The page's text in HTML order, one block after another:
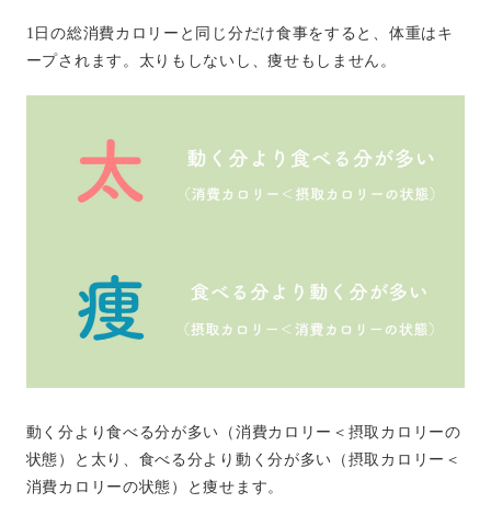
1日の総消費カロリーと同じ分だけ食事をすると、体重はキ
ープされます。太りもしないし、痩せもしません。
動く分より食べる分が多い（消費カロリー＜摂取カロリーの
状態）と太り、食べる分より動く分が多い（摂取カロリー＜
消費カロリーの状態）と痩せます。